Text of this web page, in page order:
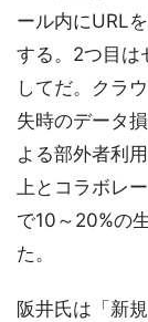
ール内にURL
する。2つ目は
してだ。クラ
失時のデータ
よる部外者利
上とコラボレ
で10～20%の
た。
阪井氏は「新